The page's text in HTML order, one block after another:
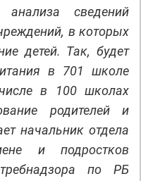
сведений
в которых
детей. Так, будет
в 701 школе
в 100 школах
родителей и
начальник отдела
и подростков
по РБ